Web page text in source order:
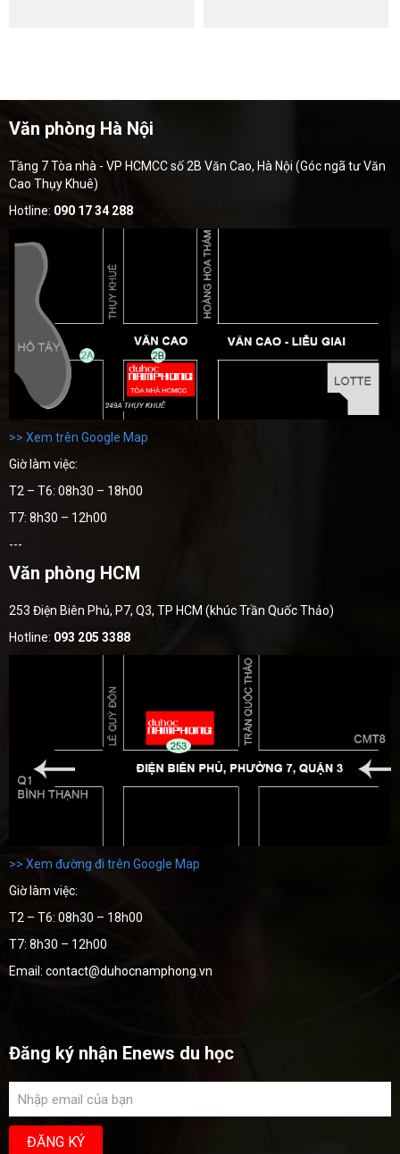
Văn phòng Hà Nội
Tầng 7 Tòa nhà - VP HCMCC số 2B Văn Cao, Hà Nội (Góc ngã tư Văn
Cao Thụy Khuê)
Hotline: 090 17 34 288
>> Xem trên Google Map
Giờ làm việc:
T2 – T6: 08h30 – 18h00
T7: 8h30 – 12h00
---
Văn phòng HCM
253 Điện Biên Phủ, P7, Q3, TP HCM (khúc Trần Quốc Thảo)
Hotline: 093 205 3388
>> Xem đường đi trên Google Map
Giờ làm việc:
T2 – T6: 08h30 – 18h00
T7: 8h30 – 12h00
Email: contact@duhocnamphong.vn
Đăng ký nhận Enews du học